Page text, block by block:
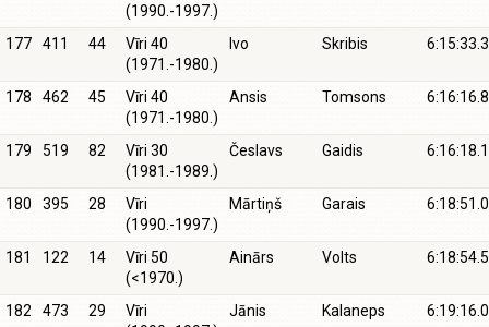
(1990.-1997.)
177 411 44
Vīri 40
(1971.-1980.)
Ivo Skribis 6:15:33.3
178 462 45
Vīri 40
(1971.-1980.)
Ansis Tomsons 6:16:16.8
179 519 82
Vīri 30
(1981.-1989.)
Česlavs Gaidis 6:16:18.1
180 395 28
Vīri
(1990.-1997.)
Mārtiņš Garais 6:18:51.0
181 122 14
Vīri 50
(<1970.)
Ainārs Volts 6:18:54.5
182 473 29
Vīri
Jānis Kalaneps 6:19:16.0